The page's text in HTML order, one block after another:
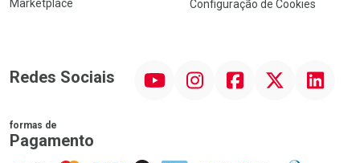
Marketplace Configuração de Cookies
Redes Sociais InstagramFacebook Linkedin
formas de
Pagamento